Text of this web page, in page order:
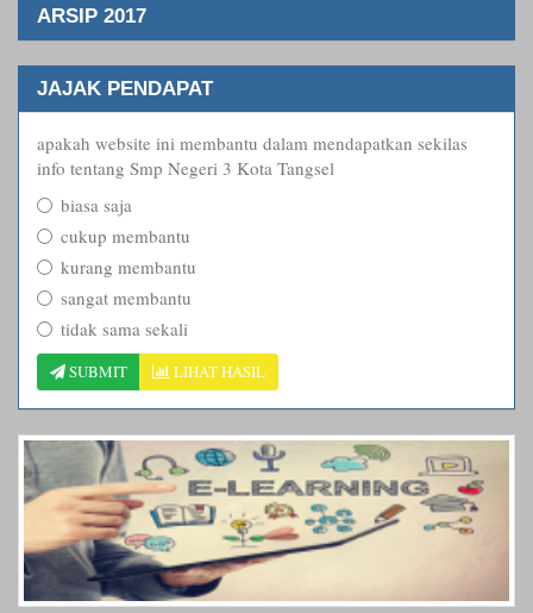
ARSIP 2017
JAJAK PENDAPAT
apakah website ini membantu dalam mendapatkan sekilas
info tentang Smp Negeri 3 Kota Tangsel
biasa saja
cukup membantu
kurang membantu
sangat membantu
tidak sama sekali
SUBMIT LIHAT HASIL